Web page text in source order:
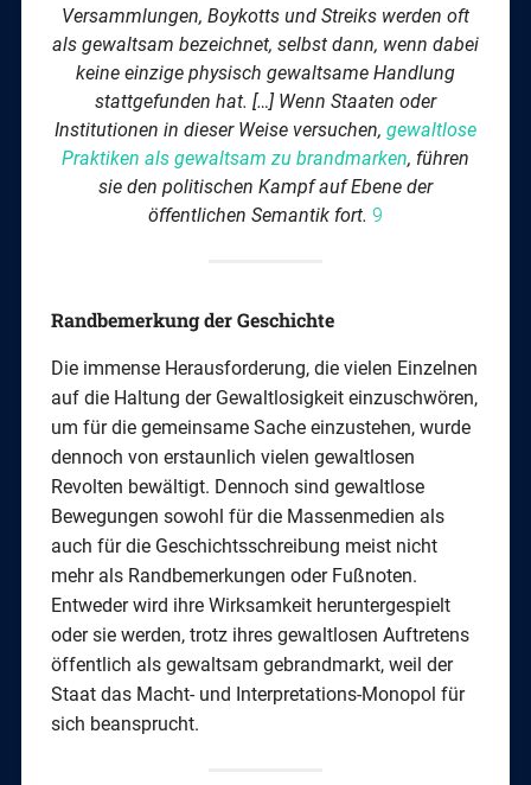
Versammlungen, Boykotts und Streiks werden oft
als gewaltsam bezeichnet, selbst dann, wenn dabei
keine einzige physisch gewaltsame Handlung
stattgefunden hat. […] Wenn Staaten oder
Institutionen in dieser Weise versuchen, gewaltlose
Praktiken als gewaltsam zu brandmarken, führen
sie den politischen Kampf auf Ebene der
öffentlichen Semantik fort. 9
Randbemerkung der Geschichte
Die immense Herausforderung, die vielen Einzelnen
auf die Haltung der Gewaltlosigkeit einzuschwören,
um für die gemeinsame Sache einzustehen, wurde
dennoch von erstaunlich vielen gewaltlosen
Revolten bewältigt. Dennoch sind gewaltlose
Bewegungen sowohl für die Massenmedien als
auch für die Geschichtsschreibung meist nicht
mehr als Randbemerkungen oder Fußnoten.
Entweder wird ihre Wirksamkeit heruntergespielt
oder sie werden, trotz ihres gewaltlosen Auftretens
öffentlich als gewaltsam gebrandmarkt, weil der
Staat das Macht- und Interpretations-Monopol für
sich beansprucht.